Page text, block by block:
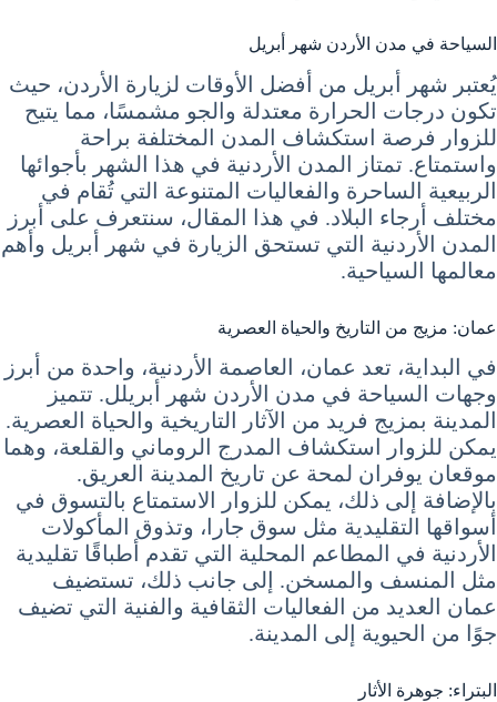
السياحة في مدن الأردن شهر أبريل
يُعتبر شهر أبريل من أفضل الأوقات لزيارة الأردن، حيث
تكون درجات الحرارة معتدلة والجو مشمسًا، مما يتيح
للزوار فرصة استكشاف المدن المختلفة براحة
واستمتاع. تمتاز المدن الأردنية في هذا الشهر بأجوائها
الربيعية الساحرة والفعاليات المتنوعة التي تُقام في
مختلف أرجاء البلاد. في هذا المقال، سنتعرف على أبرز
المدن الأردنية التي تستحق الزيارة في شهر أبريل وأهم
معالمها السياحية.
عمان: مزيج من التاريخ والحياة العصرية
في البداية، تعد عمان، العاصمة الأردنية، واحدة من أبرز
وجهات السياحة في مدن الأردن شهر أبريلل. تتميز
المدينة بمزيج فريد من الآثار التاريخية والحياة العصرية.
يمكن للزوار استكشاف المدرج الروماني والقلعة، وهما
موقعان يوفران لمحة عن تاريخ المدينة العريق.
بالإضافة إلى ذلك، يمكن للزوار الاستمتاع بالتسوق في
أسواقها التقليدية مثل سوق جارا، وتذوق المأكولات
الأردنية في المطاعم المحلية التي تقدم أطباقًا تقليدية
مثل المنسف والمسخن. إلى جانب ذلك، تستضيف
عمان العديد من الفعاليات الثقافية والفنية التي تضيف
جوًا من الحيوية إلى المدينة.
البتراء: جوهرة الأثار